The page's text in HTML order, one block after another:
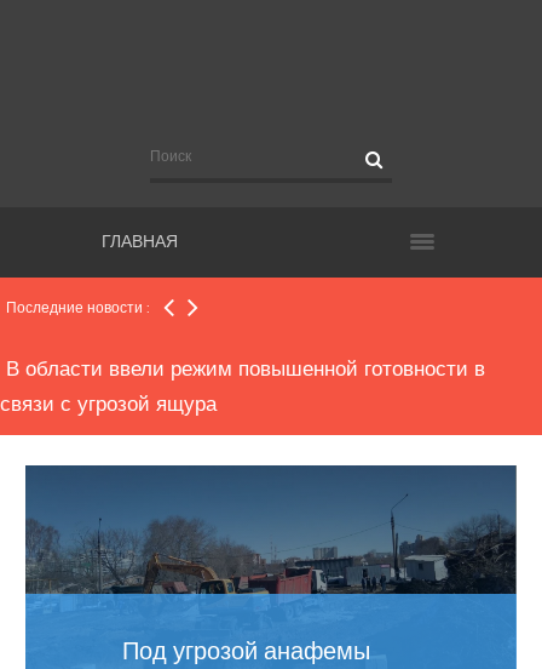
ГЛАВНАЯ
Последние новости :
Мэрия Самары одобрила РПЦ отклонения по
Елена Чернега восстановлена на посту главы
департамента образования Самары
В области ввели режим повышенной готовности в
связи с угрозой ящура
Из областного бюджета выделят 30 миллионов рублей
для компании, которая обеспечивают работу
В уголовном деле замглавы Жигулевска Игоря Смураги
Под угрозой анафемы